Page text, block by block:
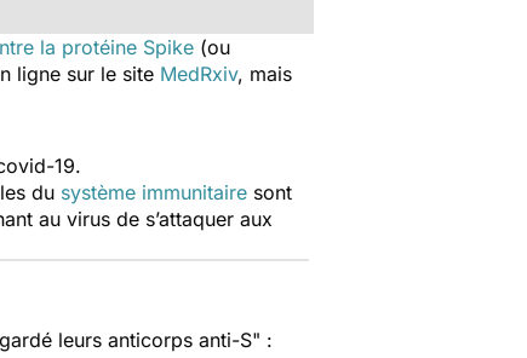
la protéine Spike (ou
ligne sur le site MedRxiv, mais
19.
du système immunitaire sont
au virus de s’attaquer aux
leurs anticorps anti-S" :